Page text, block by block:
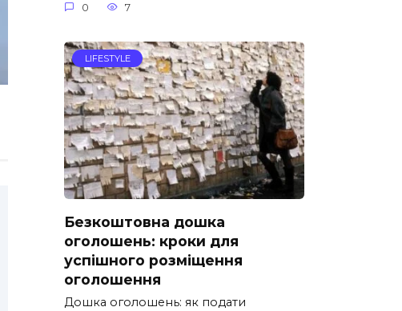
0 7
LIFESTYLE
Безкоштовна дошка
оголошень: кроки для
успішного розміщення
оголошення
Дошка оголошень: як подати